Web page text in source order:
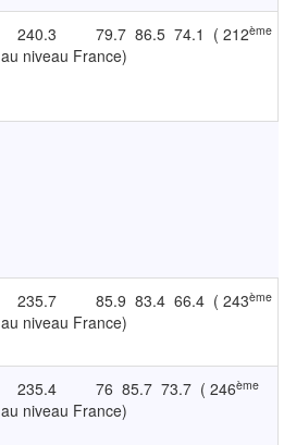
240.3 79.7 86.5 74.1 ( 212ème
au niveau France)
235.7 85.9 83.4 66.4 ( 243ème
au niveau France)
235.4 76 85.7 73.7 ( 246ème
au niveau France)